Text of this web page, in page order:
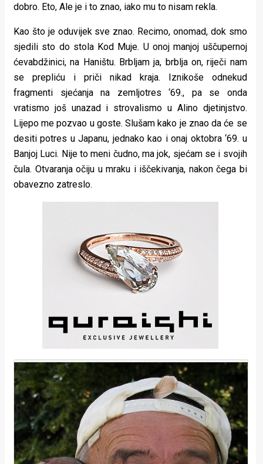
dobro. Eto, Ale je i to znao, iako mu to nisam rekla.
Kao što je oduvijek sve znao. Recimo, onomad, dok smo
sjedili sto do stola Kod Muje. U onoj manjoj uščupernoj
ćevabdžinici, na Haništu. Brbljam ja, brblja on, riječi nam
se prepliću i priči nikad kraja. Iznikoše odnekud
fragmenti sjećanja na zemljotres ‘69., pa se onda
vratismo još unazad i strovalismo u Alino djetinjstvo.
Lijepo me pozvao u goste. Slušam kako je znao da će se
desiti potres u Japanu, jednako kao i onaj oktobra ‘69. u
Banjoj Luci. Nije to meni čudno, ma jok, sjećam se i svojih
čula. Otvaranja očiju u mraku i iščekivanja, nakon čega bi
obavezno zatreslo.